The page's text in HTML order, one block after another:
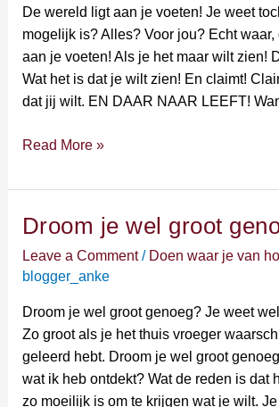
De wereld ligt aan je voeten! Je weet
mogelijk is? Alles? Voor jou? Echt
aan je voeten! Als je het maar wilt zien!
Wat het is dat je wilt zien! En claimt!
dat jij wilt. EN DAAR NAAR LEEFT!
aan
je
voeten!
Read More »
Droom je wel groot
Leave a Comment / Doen waar je van
blogger_anke
Droom je wel groot genoeg? Je weet
Zo groot als je het thuis vroeger
geleerd hebt. Droom je wel groot
wat ik heb ontdekt? Wat de reden is dat
zo moeilijk is om te krijgen wat je wilt.
Droom
groot
genoeg?